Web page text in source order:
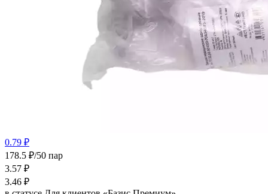
0.79 ₽
178.5 ₽/50 пар
3.57 ₽
3.46 ₽